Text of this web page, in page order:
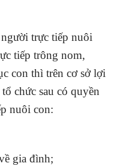
trực tiếp nuôi
tiếp trông nom,
con thì trên cơ sở lợi
chức sau có quyền
nuôi con:
gia đình;